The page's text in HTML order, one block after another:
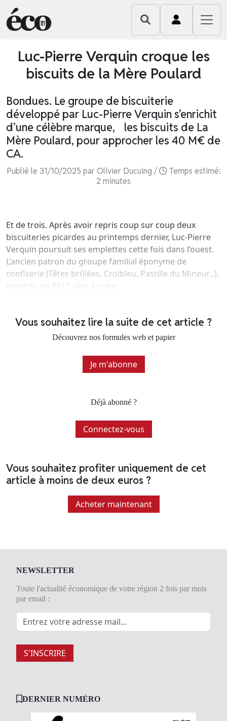
Luc-Pierre Verquin croque les
biscuits de la Mère Poulard
Bondues. Le groupe de biscuiterie
développé par Luc-Pierre Verquin s’enrichit
d’une célèbre marque, les biscuits de La
Mère Poulard, pour approcher les 40 M€ de
CA.
Publié le 31/10/2025 par Olivier Ducuing /
Temps estimé:
2 minutes
Et de trois. Après avoir repris coup sur coup deux
biscuiteries picardes au printemps dernier, Luc-Pierre
Verquin poursuit ses emplettes cette fois dans l’ouest.
L’ancien patron du groupe familial éponyme de
confiserie (Têtes brûlées, Croibleu, Pastille du Mineur...),
revendu en 2017, vise à créer...
Vous souhaitez lire la suite de cet article ?
Découvrez nos formules web et papier
Je m'abonne
Déjà abonné ?
Connectez-vous
Vous souhaitez profiter uniquement de cet
article à moins de deux euros ?
Acheter maintenant
NEWSLETTER
Toute l'actualité économique de votre région 2 fois par mois
par email :
S'INSCRIRE
DERNIER NUMÉRO